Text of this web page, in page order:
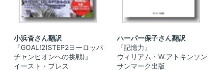
小浜杳さん翻訳
『GOAL!2(STEP2ヨーロッパ
チャンピオンへの挑戦)』
イースト・プレス
ハーパー保子さん翻訳
『記憶力』
ウィリアム・W.アトキンソン
サンマーク出版